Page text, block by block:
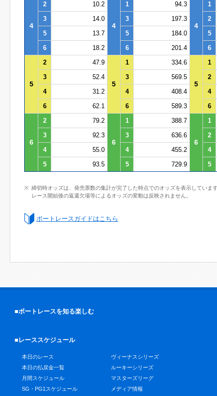
4
2 10.2
4
1 94.3
4
1
3
14.0 3 197.3
2
5
13.7 5 184.0
5
6
18.2 6 201.4 6
5
2 47.9
5
1 334.6
5
1
3
52.4 3 569.5
2
4
31.2 4 408.4
4
6
62.1 6 589.3 6
6
2 79.2
6
1 388.7
6
1
3
92.3 3 636.6
2
4
55.0 4 455.2
4
5
93.5 5 729.9 5
締切時オッズは、発売票数の集計が完了した時点でのオッズを表示していま
レース開始後の返還欠場等によるオッズの変動は反映されません。
ボートレースガイドはこちら
■ボートレースを知る楽しむ
■レーススケジュール
本日のレース
本日の払戻金一覧
月間スケジュール
SG・PG1スケジュール
ヴィーナスシリーズ
ルーキーシリーズ
マスターズリーグ
メディア情報